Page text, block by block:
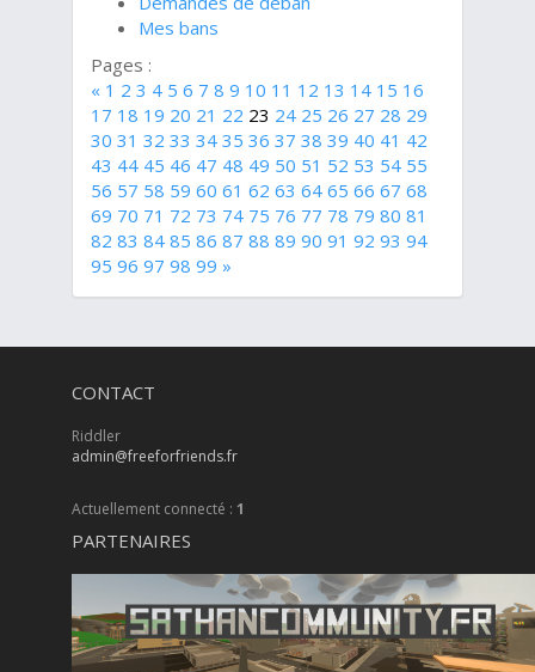
Mes bans
Pages :
« 1 2 3 4 5 6 7 8 9 10 11 12 13 14 15 16
17 18 19 20 21 22 23 24 25 26 27 28 29
30 31 32 33 34 35 36 37 38 39 40 41 42
43 44 45 46 47 48 49 50 51 52 53 54 55
56 57 58 59 60 61 62 63 64 65 66 67 68
69 70 71 72 73 74 75 76 77 78 79 80 81
82 83 84 85 86 87 88 89 90 91 92 93 94
95 96 97 98 99 »
CONTACT
Riddler
admin@freeforfriends.fr
Actuellement connecté : 1
PARTENAIRES